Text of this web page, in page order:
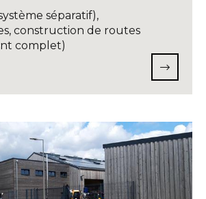
séparatif),
construction de routes
complet)